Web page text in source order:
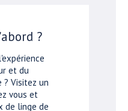
?
et du
Visitez un
vous et
de linge de